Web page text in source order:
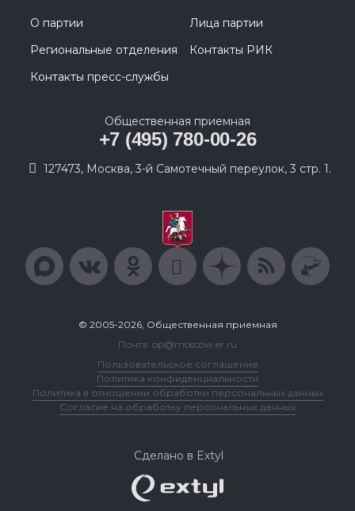
О партии
Лица партии
Региональные отделения
Контакты РИК
Контакты пресс-службы
Общественная приемная
+7 (495) 780-00-26
127473, Москва, 3-й Самотечный переулок, 3 стр. 1.
© 2005-2026, Общественная приемная
Почта: op@moscow.er.ru
Пользовательское соглашение
Политика конфиденциальности
Политика в отношении обработки персональных данных
Согласие на обработку персональных данных
Сделано в Extyl